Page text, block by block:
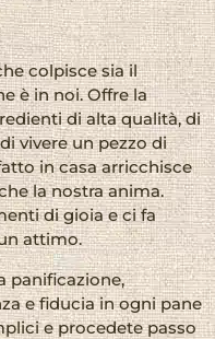
colpisce sia il
è in noi. Offre la
di alta qualità, di
vivere un pezzo di
in casa arricchisce
la nostra anima.
di gioia e ci fa
attimo.
panificazione,
e fiducia in ogni pane
e procedete passo